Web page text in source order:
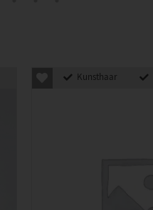
Kunsthaar